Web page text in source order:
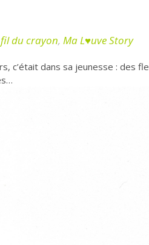
du crayon, Ma L♥uve Story
c’était dans sa jeunesse : des